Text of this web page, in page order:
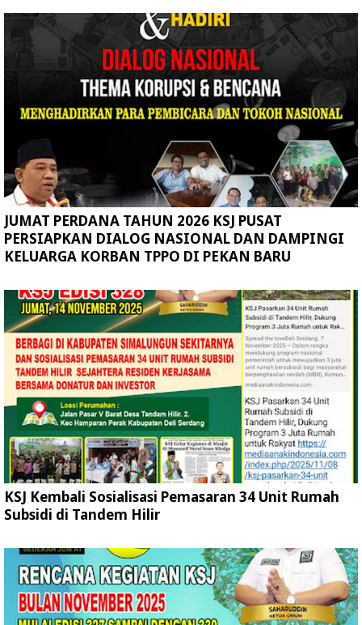
JUMAT PERDANA TAHUN 2026 KSJ PUSAT
PERSIAPKAN DIALOG NASIONAL DAN DAMPINGI
KELUARGA KORBAN TPPO DI PEKAN BARU
KSJ Kembali Sosialisasi Pemasaran 34 Unit Rumah
Subsidi di Tandem Hilir